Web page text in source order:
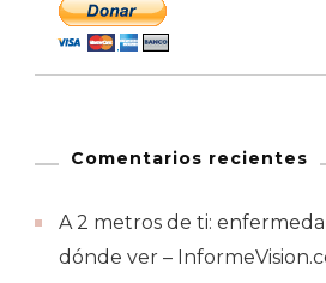
Comentarios recientes
A 2 metros de ti:
dónde ver –